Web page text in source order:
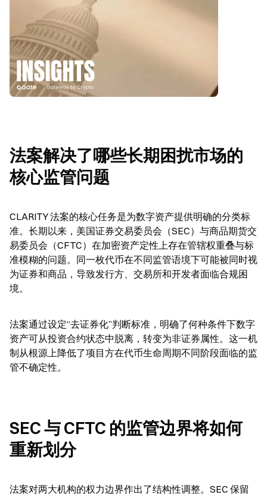
法案解决了哪些长期困扰市场的
核心监管问题
CLARITY 法案的核心任务是为数字资产提供明确的分类标
准。长期以来，美国证券交易委员会（SEC）与商品期货交
易委员会（CFTC）在加密资产定性上存在管辖权重叠与标
准模糊的问题。同一枚代币在不同监管语境下可能被同时视
为证券和商品，导致发行方、交易所和开发者面临合规困
境。
法案通过设定“去证券化”判断标准，明确了何种条件下数字
资产可从投资合约状态中脱离，转变为非证券属性。这一机
制从根源上降低了项目方在代币生命周期不同阶段面临的监
管不确定性。
SEC 与 CFTC 的监管边界将如何
重新划分
法案对两大机构的权力边界作出了结构性调整。SEC 保留